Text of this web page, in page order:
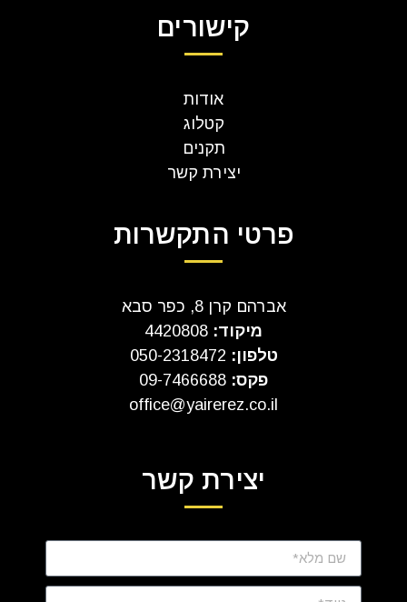
קישורים
אודות
קטלוג
תקנים
יצירת קשר
פרטי התקשרות
אברהם קרן 8, כפר סבא
מיקוד:
טלפון:
פקס: 09-7466688
office@yairerez.co.il
יצירת קשר